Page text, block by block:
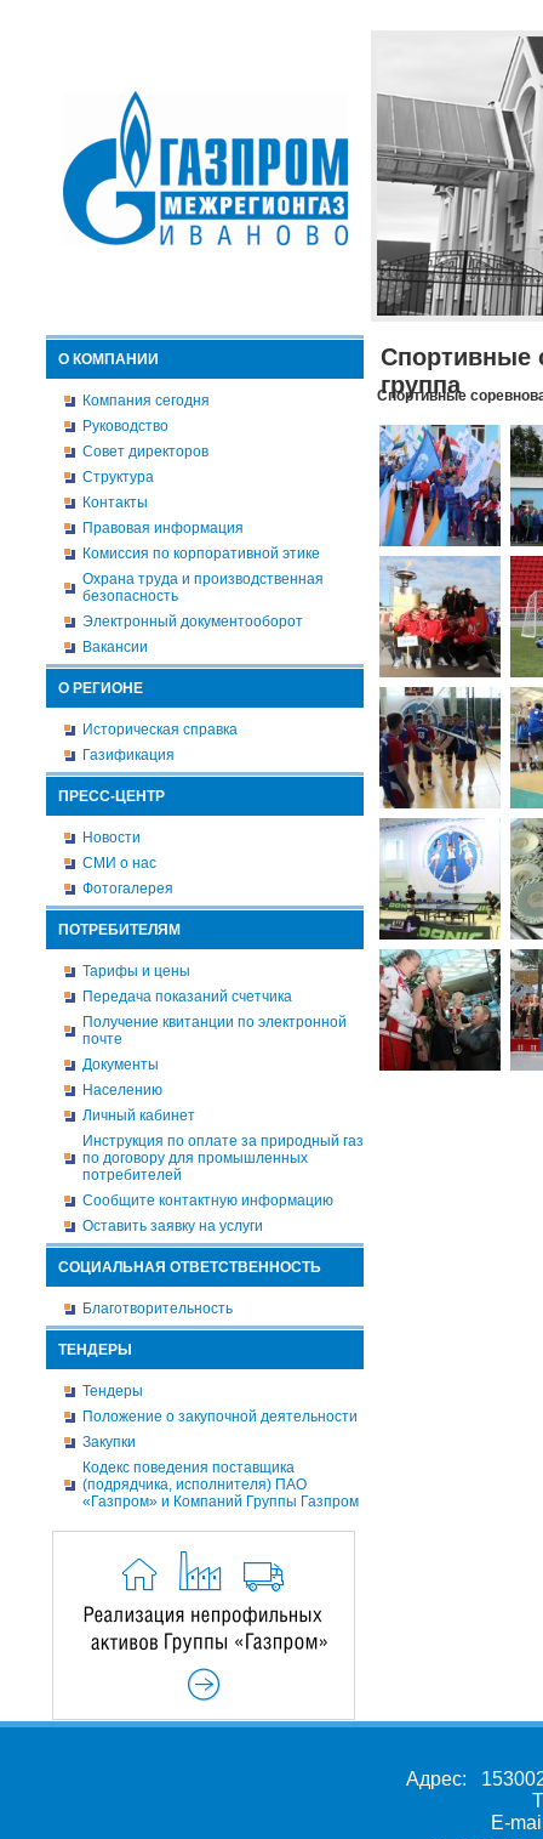
О КОМПАНИИ
Компания сегодня
Руководство
Совет директоров
Структура
Контакты
Правовая информация
Комиссия по корпоративной этике
Охрана труда и производственная
безопасность
Электронный документооборот
Вакансии
О РЕГИОНЕ
Историческая справка
Газификация
ПРЕСС-ЦЕНТР
Новости
СМИ о нас
Фотогалерея
ПОТРЕБИТЕЛЯМ
Тарифы и цены
Передача показаний счетчика
Получение квитанции по электронной
почте
Документы
Населению
Личный кабинет
Инструкция по оплате за природный газ
по договору для промышленных
потребителей
Сообщите контактную информацию
Оставить заявку на услуги
СОЦИАЛЬНАЯ ОТВЕТСТВЕННОСТЬ
Благотворительность
ТЕНДЕРЫ
Тендеры
Положение о закупочной деятельности
Закупки
Кодекс поведения поставщика
(подрядчика, исполнителя) ПАО
«Газпром» и Компаний Группы Газпром
Спортивные
группа
Спортивные
Адрес:
E-